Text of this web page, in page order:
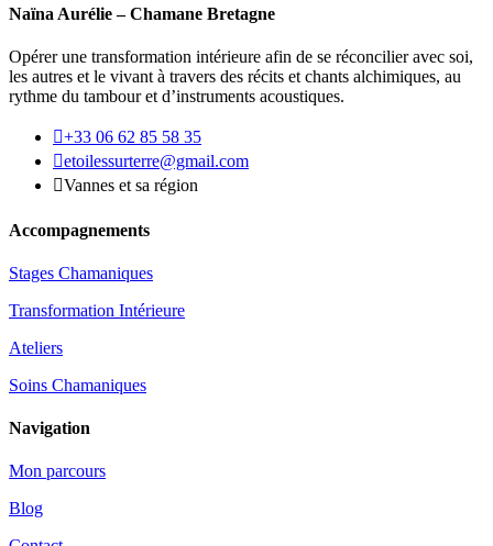
Naïna Aurélie – Chamane Bretagne
Opérer une transformation intérieure afin de se réconcilier avec soi,
les autres et le vivant à travers des récits et chants alchimiques, au
rythme du tambour et d’instruments acoustiques.
+33 06 62 85 58 35
etoilessurterre@gmail.com
Vannes et sa région
Accompagnements
Stages Chamaniques
Transformation Intérieure
Ateliers
Soins Chamaniques
Navigation
Mon parcours
Blog